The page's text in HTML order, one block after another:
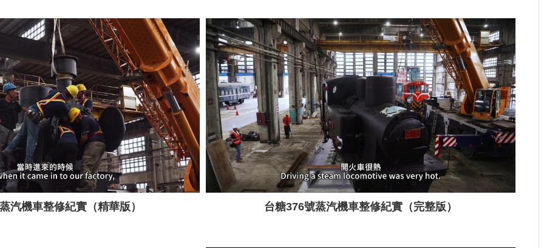
汽機車整修紀實（精華版） 台糖376號蒸汽機車整修紀實（完整版）